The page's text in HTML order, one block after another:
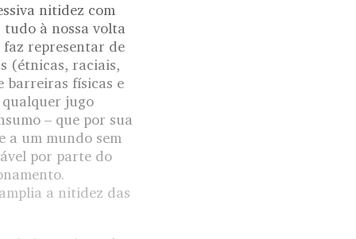
nitidez com
tudo à nossa volta
representar de
(étnicas, raciais,
barreiras físicas e
jugo
– que por sua
a um mundo sem
por parte do
a nitidez das